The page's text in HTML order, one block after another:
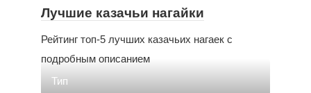
Лучшие казачьи нагайки
Рейтинг топ-5 лучших казачьих нагаек с
подробным описанием
Тип